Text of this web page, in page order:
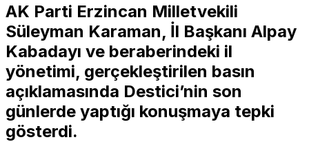
AK Parti Erzincan Milletvekili
Süleyman Karaman, İl Başkanı Alpay
Kabadayı ve beraberindeki il
yönetimi, gerçekleştirilen basın
açıklamasında Destici’nin son
günlerde yaptığı konuşmaya tepki
gösterdi.